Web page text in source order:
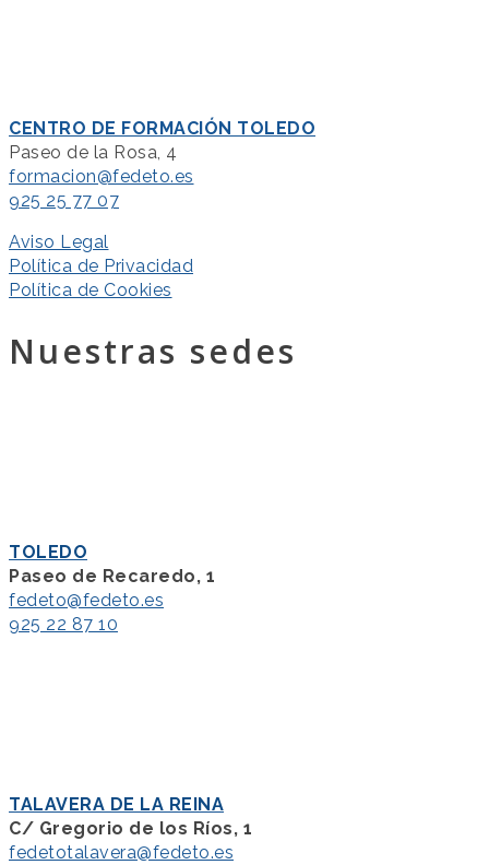
CENTRO DE FORMACIÓN TOLEDO
Paseo de la Rosa, 4
formacion@fedeto.es
925 25 77 07
Aviso Legal
Política de Privacidad
Política de Cookies
Nuestras sedes
TOLEDO
Paseo de Recaredo, 1
fedeto@fedeto.es
925 22 87 10
TALAVERA DE LA REINA
C/ Gregorio de los Ríos, 1
fedetotalavera@fedeto.es